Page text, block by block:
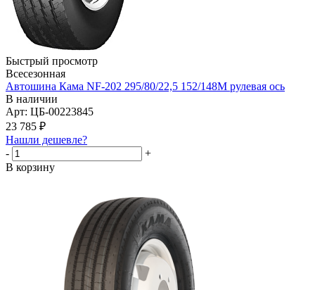
Быстрый просмотр
Всесезонная
Автошина Кама NF-202 295/80/22,5 152/148М рулевая ось
В наличии
Арт: ЦБ-00223845
23 785 ₽
Нашли дешевле?
-
+
В корзину